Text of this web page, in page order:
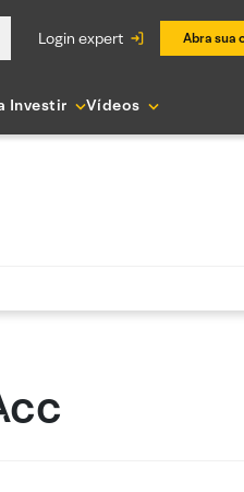
login expert Abra sua
Investir Vídeos